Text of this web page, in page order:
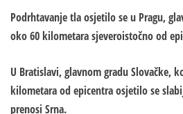
Podrhtavanje tla osjetilo se u Pragu,
oko 60 kilometara sjeveroistočno od
U Bratislavi, glavnom gradu Slovačke,
kilometara od epicentra osjetilo se
prenosi Srna.